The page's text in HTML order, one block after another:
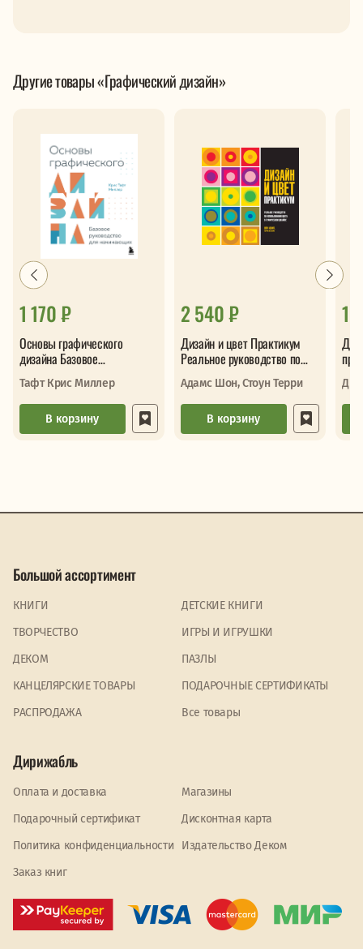
Другие товары «Графический дизайн»
1 170 ₽
Основы графического
дизайна Базовое
руководство для
начинающих
Тафт Крис Миллер
В корзину
2 540 ₽
Дизайн и цвет Практикум
Реальное руководство по
использованию цвета в
графическо
Адамс Шон, Стоун Терри
В корзину
1
Большой ассортимент
КНИГИ
ДЕТСКИЕ КНИГИ
ТВОРЧЕСТВО
ИГРЫ И ИГРУШКИ
ДЕКОМ
ПАЗЛЫ
КАНЦЕЛЯРСКИЕ ТОВАРЫ
ПОДАРОЧНЫЕ СЕРТИФИКАТЫ
PАСПРОДАЖА
Все товары
Дирижабль
Оплата и доставка
Магазины
Подарочный сертификат
Дисконтная карта
Политика конфиденциальности
Издательство Деком
Заказ книг